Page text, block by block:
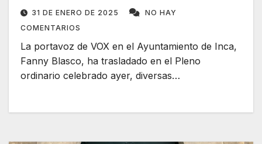
31 DE ENERO DE 2025
NO HAY
COMENTARIOS
La portavoz de VOX en el Ayuntamiento de Inca,
Fanny Blasco, ha trasladado en el Pleno
ordinario celebrado ayer, diversas…